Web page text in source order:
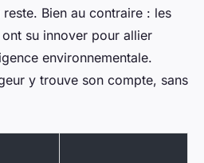
reste. Bien au contraire : les
su innover pour allier
environnementale.
y trouve son compte, sans